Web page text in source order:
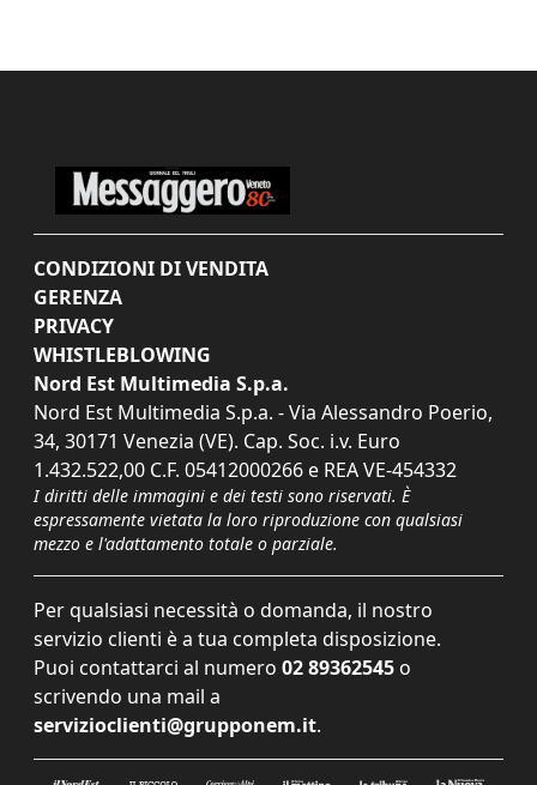
CONDIZIONI DI VENDITA
GERENZA
PRIVACY
WHISTLEBLOWING
Nord Est Multimedia S.p.a.
Nord Est Multimedia S.p.a. - Via Alessandro Poerio,
34, 30171 Venezia (VE). Cap. Soc. i.v. Euro
1.432.522,00 C.F. 05412000266 e REA VE-454332
I diritti delle immagini e dei testi sono riservati. È
espressamente vietata la loro riproduzione con qualsiasi
mezzo e l'adattamento totale o parziale.
Per qualsiasi necessità o domanda, il nostro
servizio clienti è a tua completa disposizione.
Puoi contattarci al numero 02 89362545 o
scrivendo una mail a
servizioclienti@grupponem.it.